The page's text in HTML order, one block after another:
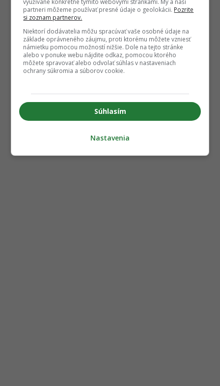
využívané konkrétne týmito webovými stránkami. My a naši
partneri môžeme používať presné údaje o geolokácii. Pozrite
si zoznam partnerov.
Niektorí dodávatelia môžu spracúvať vaše osobné údaje na
základe oprávneného záujmu, proti ktorému môžete vzniesť
námietku pomocou možností nižšie. Dole na tejto stránke
alebo v ponuke webu nájdite odkaz, pomocou ktorého
môžete spravovať alebo odvolať súhlas v nastaveniach
ochrany súkromia a súborov cookie.
Súhlasím
Nastavenia